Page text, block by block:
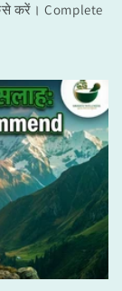
करें। Complete